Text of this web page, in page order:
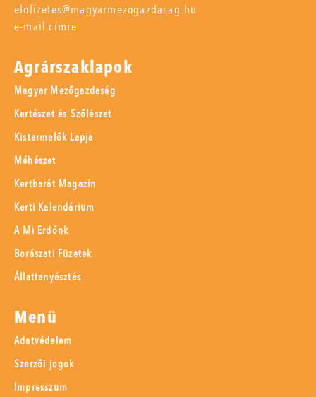
elofizetes@magyarmezogazdasag.hu
e-mail címre.
Agrárszaklapok
Magyar Mezőgazdaság
Kertészet és Szőlészet
Kistermelők Lapja
Méhészet
Kertbarát Magazin
Kerti Kalendárium
A Mi Erdőnk
Borászati Füzetek
Állattenyésztés
Menü
Adatvédelem
Szerzői jogok
Impresszum